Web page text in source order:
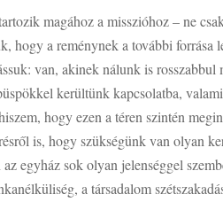
magához a misszióhoz – ne
hogy a reménynek a további forrása
van, akinek nálunk is
kerültünk kapcsolatba,
hogy ezen a téren szintén
is, hogy szükségünk van olyan
egyház sok olyan jelenséggel
a társadalom